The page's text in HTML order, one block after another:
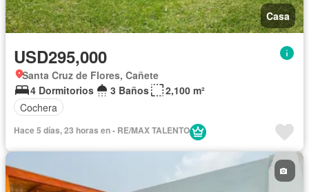
Casa
USD295,000
Santa Cruz de Flores, Cañete
4 Dormitorios
3 Baños
2,100 m²
Cochera
Hace 5 días, 23 horas en - RE/MAX TALENTO